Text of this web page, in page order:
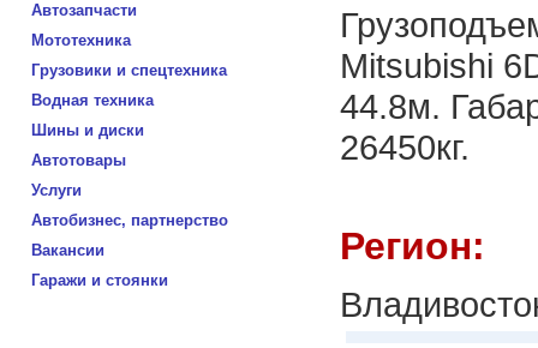
Автозапчасти
Мототехника
Грузовики и спецтехника
Водная техника
Шины и диски
Автотовары
Услуги
Автобизнес, партнерство
Вакансии
Гаражи и стоянки
Mitsubishi
44.8м.
26450кг.
Регион: